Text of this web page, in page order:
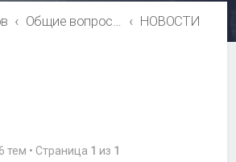
Общие вопросы НОВОСТИ
тем • Страница 1 из 1